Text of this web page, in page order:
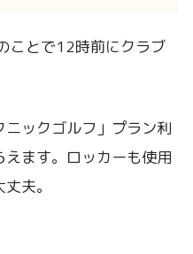
ことで12時前にクラブ
ックゴルフ」プラン利
ます。ロッカーも使用
夫。